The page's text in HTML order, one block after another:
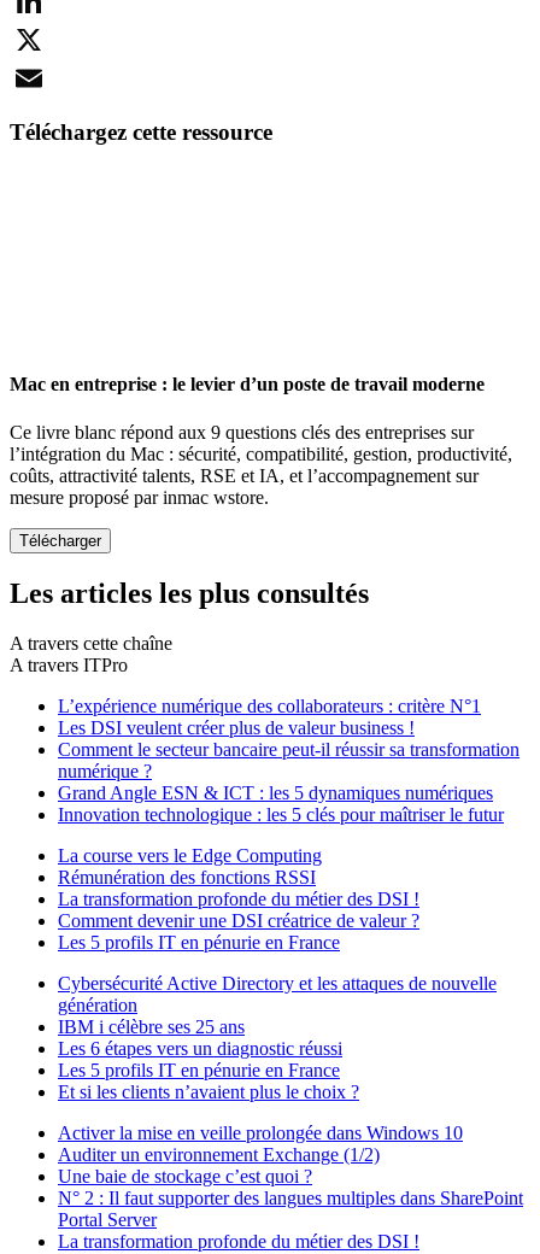
LinkedIn
X
Téléchargez cette ressource
Mac en entreprise : le levier d’un poste de travail moderne
Ce livre blanc répond aux 9 questions clés des entreprises sur
l’intégration du Mac : sécurité, compatibilité, gestion, productivité,
coûts, attractivité talents, RSE et IA, et l’accompagnement sur
mesure proposé par inmac wstore.
Les articles les plus consultés
A travers cette chaîne
A travers ITPro
L’expérience numérique des collaborateurs : critère N°1
Les DSI veulent créer plus de valeur business !
Comment le secteur bancaire peut-il réussir sa transformation
numérique ?
Grand Angle ESN & ICT : les 5 dynamiques numériques
Innovation technologique : les 5 clés pour maîtriser le futur
La course vers le Edge Computing
Rémunération des fonctions RSSI
La transformation profonde du métier des DSI !
Comment devenir une DSI créatrice de valeur ?
Les 5 profils IT en pénurie en France
Cybersécurité Active Directory et les attaques de nouvelle
génération
IBM i célèbre ses 25 ans
Les 6 étapes vers un diagnostic réussi
Les 5 profils IT en pénurie en France
Et si les clients n’avaient plus le choix ?
Activer la mise en veille prolongée dans Windows 10
Auditer un environnement Exchange (1/2)
Une baie de stockage c’est quoi ?
N° 2 : Il faut supporter des langues multiples dans SharePoint
Portal Server
La transformation profonde du métier des DSI !